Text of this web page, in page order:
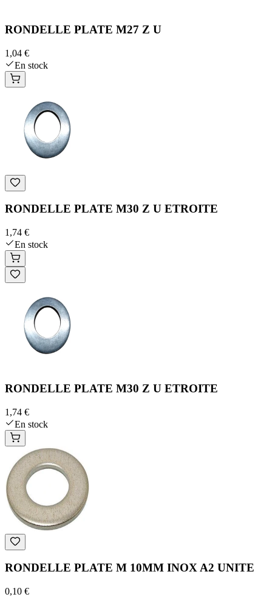
RONDELLE PLATE M27 Z U
1,04 €
En stock
RONDELLE PLATE M30 Z U ETROITE
1,74 €
En stock
RONDELLE PLATE M30 Z U ETROITE
1,74 €
En stock
RONDELLE PLATE M 10MM INOX A2 UNITE
0,10 €